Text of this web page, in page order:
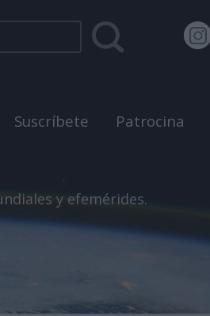
Suscríbete Patrocina
y efemérides.